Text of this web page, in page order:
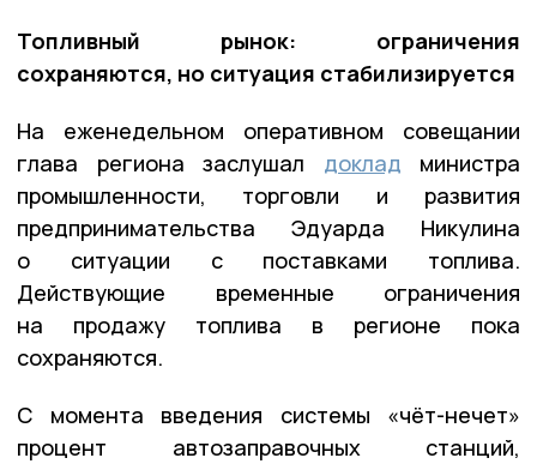
Топливный рынок: ограничения
сохраняются, но ситуация стабилизируется
На еженедельном оперативном совещании
глава региона заслушал доклад министра
промышленности, торговли и развития
предпринимательства Эдуарда Никулина
о ситуации с поставками топлива.
Действующие временные ограничения
на продажу топлива в регионе пока
сохраняются.
С момента введения системы «чёт-нечет»
процент автозаправочных станций,